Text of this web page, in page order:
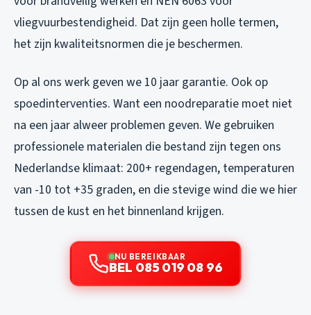
vliegvuurbestendigheid. Dat zijn geen holle termen,
het zijn kwaliteitsnormen die je beschermen.
Op al ons werk geven we 10 jaar garantie. Ook op
spoedinterventies. Want een noodreparatie moet niet
na een jaar alweer problemen geven. We gebruiken
professionele materialen die bestand zijn tegen ons
Nederlandse klimaat: 200+ regendagen, temperaturen
van -10 tot +35 graden, en die stevige wind die we hier
tussen de kust en het binnenland krijgen.
NU BEREIKBAAR
BEL 085 019 08 96